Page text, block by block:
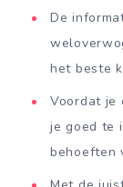
De
het beste
Voordat je
je goed te
behoeften